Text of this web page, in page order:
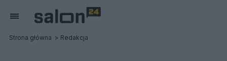
Strona główna Redakcja